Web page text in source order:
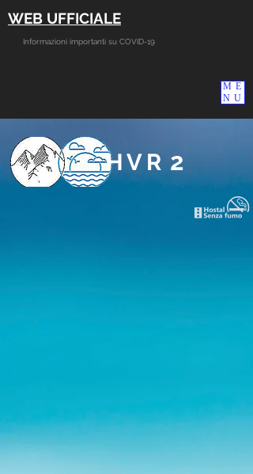
HVR 2
WEB UFFICIALE
Informazioni importanti su COVID-19
ME
NU